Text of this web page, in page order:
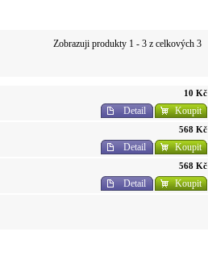
Zobrazuji produkty 1 - 3 z celkových 3
10 Kč
Detail
Koupit
568 Kč
Detail
Koupit
568 Kč
Detail Koupit